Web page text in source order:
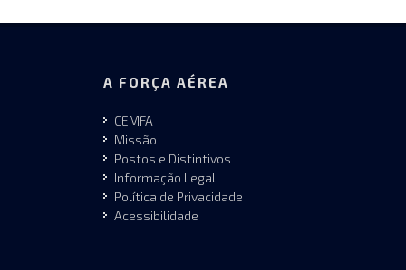
A FORÇA AÉREA
CEMFA
Missão
Postos e Distintivos
Informação Legal
Política de Privacidade
Acessibilidade